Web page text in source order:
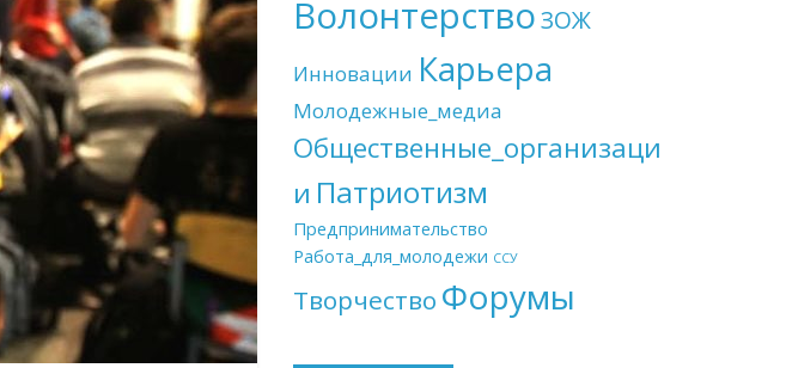
ВолонтерствоЗОЖ
Инновации Карьера
Молодежные_медиа
Общественные_организаци
и Патриотизм
Предпринимательство
Работа_для_молодежи ССУ
Творчество Форумы